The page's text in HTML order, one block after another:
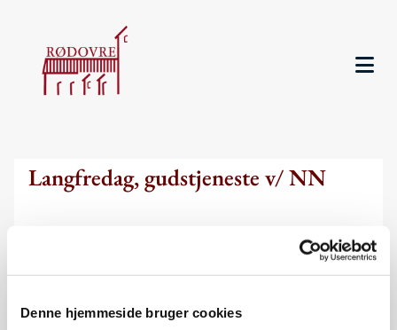
Denne hjemmeside bruger cookies
Langfredag, gudstjeneste v/ NN